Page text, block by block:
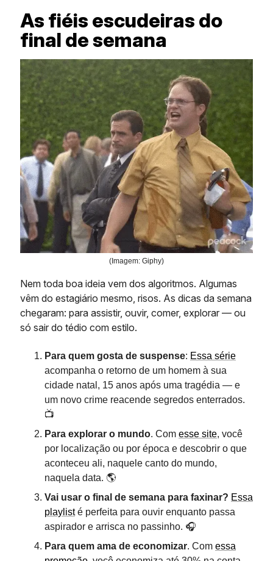
As fiéis escudeiras do
final de semana
(Imagem: Giphy)
Nem toda boa ideia vem dos algoritmos. Algumas
vêm do estagiário mesmo, risos. As dicas da semana
chegaram: para assistir, ouvir, comer, explorar — ou
só sair do tédio com estilo.
Para quem gosta de suspense: Essa série
acompanha o retorno de um homem à sua
cidade natal, 15 anos após uma tragédia — e
um novo crime reacende segredos enterrados.
📺
Para explorar o mundo. Com esse site, você
por localização ou por época e descobrir o que
aconteceu ali, naquele canto do mundo,
naquela data. 🌎
Vai usar o final de semana para faxinar? Essa
playlisté perfeita para ouvir enquanto passa
aspirador e arrisca no passinho. 🎧
Para quem ama de economizar. Com essa